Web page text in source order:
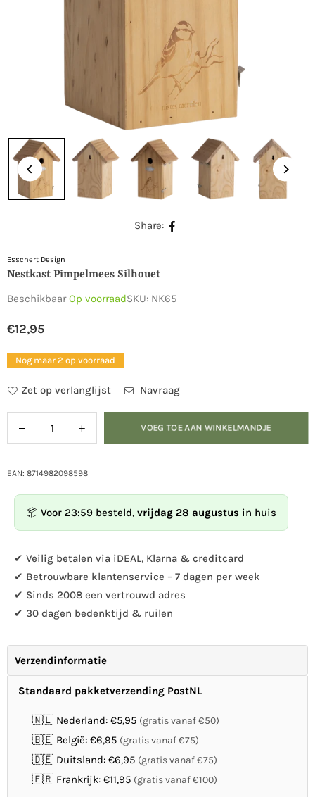
Share:
Esschert Design
Nestkast Pimpelmees Silhouet
BeschikbaarOp voorraadSKU: NK65
Normale
prijs
€12,95
Nog maar 2 op voorraad
Zet op verlanglijst Navraag
Hoeveelheid
Verlaag
de
voor
pimpelmees
silhouet
Verhoog
de
voor
silhouet
VOEG TOE AAN WINKELMANDJE
EAN: 8714982098598
📦 Voor 23:59 besteld, vrijdag 28 augustus in huis
✔ Veilig betalen via iDEAL, Klarna & creditcard
✔ Betrouwbare klantenservice – 7 dagen per week
✔ Sinds 2008 een vertrouwd adres
✔ 30 dagen bedenktijd & ruilen
Verzendinformatie
Standaard pakketverzending PostNL
🇳🇱 Nederland: €5,95 (gratis vanaf €50)
🇧🇪 België: €6,95 (gratis vanaf €75)
🇩🇪 Duitsland: €6,95 (gratis vanaf €75)
🇫🇷 Frankrijk: €11,95 (gratis vanaf €100)